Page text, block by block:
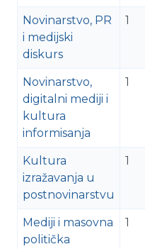
Novinarstvo, PR
i medijski
diskurs
1
Novinarstvo,
digitalni mediji i
kultura
informisanja
1
Kultura
izražavanja u
postnovinarstvu
1
Mediji i masovna
politička
1